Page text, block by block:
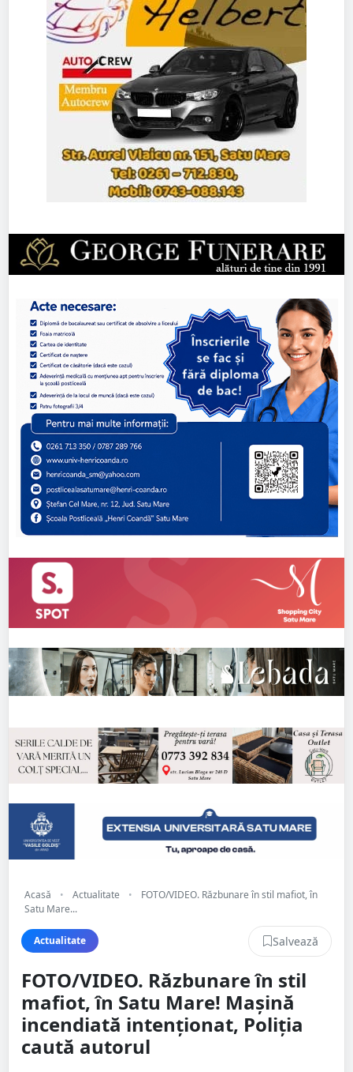
Acasă • Actualitate •
FOTO/VIDEO. Răzbunare în stil mafiot, în
Satu Mare...
Actualitate Salvează
FOTO/VIDEO. Răzbunare în stil
mafiot, în Satu Mare! Mașină
incendiată intenționat, Poliția
caută autorul